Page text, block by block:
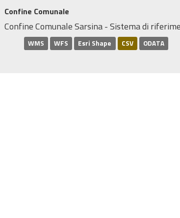
Confine Comunale
Confine Comunale Sarsina - Sistema di
WMS WFS Esri Shape CSV ODATA